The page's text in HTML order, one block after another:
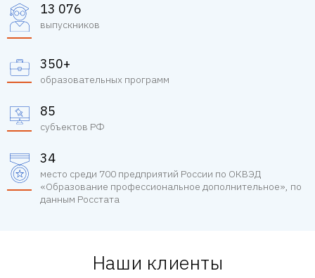
13 076
выпускников
350+
образовательных программ
85
субъектов РФ
34
место среди 700 предприятий России по ОКВЭД
«Образование профессиональное дополнительное», по
данным Росстата
Наши клиенты